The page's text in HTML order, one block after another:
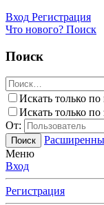
Вход Регистрация
Что нового? Поиск
Поиск
Искать только
Искать только по
От:
Поиск
Меню
Вход
Регистрация